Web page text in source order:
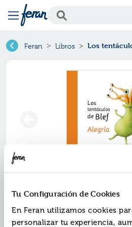
Tu Configuración de Cookies
En Feran utilizamos cookies
personalizar tu experiencia,
Feran Libros Los